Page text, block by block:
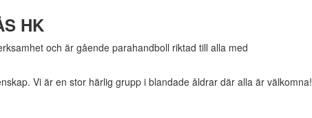
HK
och är gående parahandboll riktad till alla med
Vi är en stor härlig grupp i blandade åldrar där alla är välkomna!